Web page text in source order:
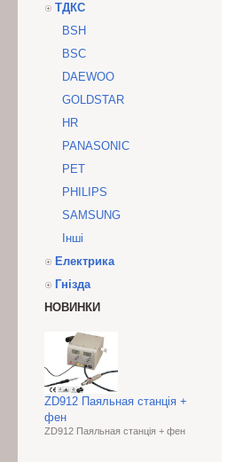
ТДКС
BSH
BSC
DAEWOO
GOLDSTAR
HR
PANASONIC
PET
PHILIPS
SAMSUNG
Інші
Електрика
Гнізда
НОВИНКИ
ZD912 Паяльная станція +
фен
ZD912 Паяльная станція + фен